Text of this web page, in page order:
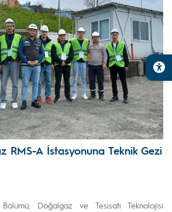
RMS-A İstasyonuna Teknik Gezi
Doğalgaz ve Tesisatı Teknolojisi